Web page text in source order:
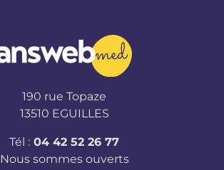
190 rue Topaze
13510 EGUILLES
Tél : 04 42 52 26 77
Nous sommes ouverts